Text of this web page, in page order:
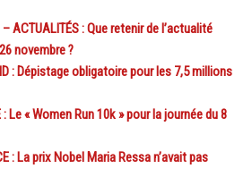
– ACTUALITÉS : Que retenir de l’actualité
novembre ?
: Dépistage obligatoire pour les 7,5 millions
: Le « Women Run 10k » pour la journée du 8
: La prix Nobel Maria Ressa n’avait pas